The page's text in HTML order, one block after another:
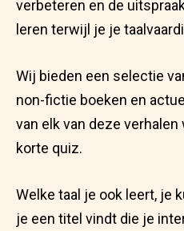
verbeteren en de
leren terwijl je je
Wij bieden een selectie
non-fictie boeken en
van elk van deze
korte quiz.
Welke taal je ook leert, je
je een titel vindt die je